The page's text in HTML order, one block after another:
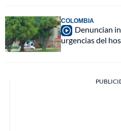
COLOMBIA
Denuncian
urgencias del